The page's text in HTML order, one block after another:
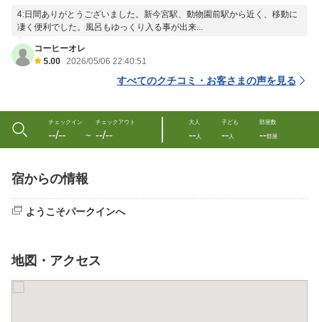
4:日間ありがとうございました。新今宮駅、動物園前駅から近く、移動に
凄く便利でした。風呂もゆっくり入る事が出来...
コーヒーオレ
5.00 2026/05/06 22:40:51
すべてのクチコミ・お客さまの声を見る
チェックイン
--/-- 〜
チェックアウト
--/--
大人
--人
子ども
--人
部屋数
--部屋
宿からの情報
ようこそパークインへ
地図・アクセス